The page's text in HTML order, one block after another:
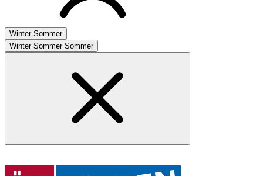
Winter Sommer
Winter Sommer Sommer